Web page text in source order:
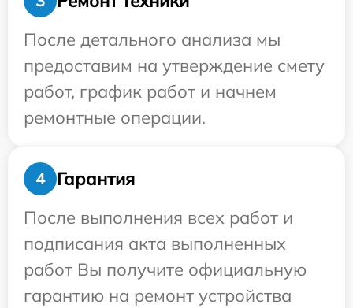
После детального анализа мы
предоставим на утверждение смету
работ, график работ и начнем
ремонтные операции.
4
Гарантия
После выполнения всех работ и
подписания акта выполненных
работ Вы получите официальную
гарантию на ремонт устройства